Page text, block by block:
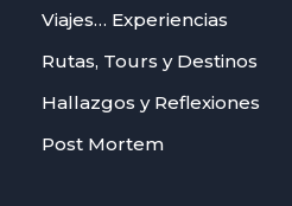
Viajes… Experiencias
Rutas, Tours y Destinos
Hallazgos y Reflexiones
Post Mortem